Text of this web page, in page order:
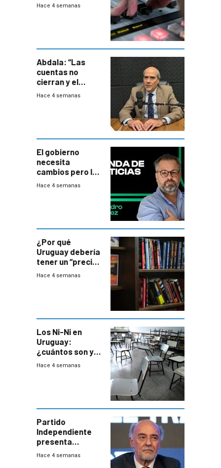
Hace 4 semanas
Abdala: “Las
cuentas no
cierran y el
balance del
Hace 4 semanas
El gobierno
necesita
cambios pero los
ministros tienen
Hace 4 semanas
¿Por qué
Uruguay debería
tener un “precio
único” en los
Hace 4 semanas
Los Ni-Ni en
Uruguay:
¿cuántos son y
en dónde están?
Hace 4 semanas
Partido
Independiente
presenta
demanda civil
Hace 4 semanas